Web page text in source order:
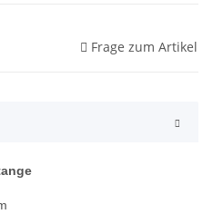
Frage zum Artikel